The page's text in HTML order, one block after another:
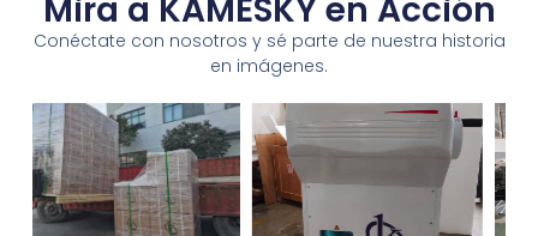
Mira a KAMESKY en Acción
Conéctate con nosotros y sé parte de nuestra historia
en imágenes.